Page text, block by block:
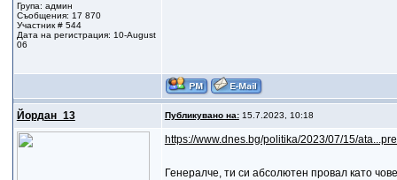
Група: админ
Съобщения: 17 870
Участник # 544
Дата на регистрация: 10-August
06
Йордан_13 Публикувано на:15.7.2023, 10:18
https://www.dnes.bg/politika/2023/07/15/
Генералче, ти си абсолютен провал като